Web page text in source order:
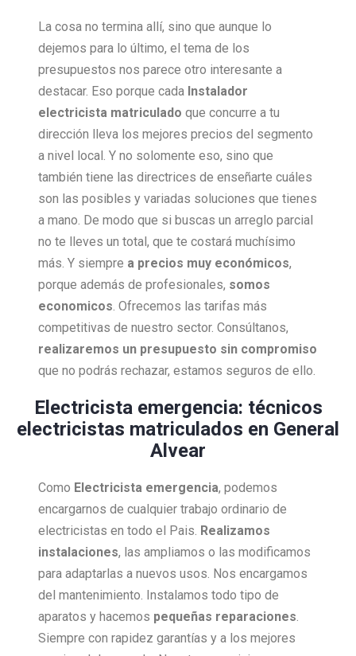
La cosa no termina allí, sino que aunque lo
dejemos para lo último, el tema de los
presupuestos nos parece otro interesante a
destacar. Eso porque cada Instalador
electricista matriculado que concurre a tu
dirección lleva los mejores precios del segmento
a nivel local. Y no solomente eso, sino que
también tiene las directrices de enseñarte cuáles
son las posibles y variadas soluciones que tienes
a mano. De modo que si buscas un arreglo parcial
no te lleves un total, que te costará muchísimo
más. Y siempre a precios muy económicos,
porque además de profesionales, somos
economicos . Ofrecemos las tarifas más
competitivas de nuestro sector. Consúltanos,
realizaremos un presupuesto sin compromiso
que no podrás rechazar, estamos seguros de ello.
Electricista emergencia: técnicos
electricistas matriculados en General
Alvear
Como Electricista emergencia, podemos
encargarnos de cualquier trabajo ordinario de
electricistas en todo el Pais. Realizamos
instalaciones, las ampliamos o las modificamos
para adaptarlas a nuevos usos. Nos encargamos
del mantenimiento. Instalamos todo tipo de
aparatos y hacemos pequeñas reparaciones.
Siempre con rapidez garantías y a los mejores